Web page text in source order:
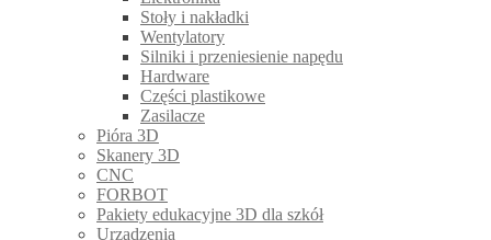
Stoły i nakładki
Wentylatory
Silniki i przeniesienie napędu
Hardware
Części plastikowe
Zasilacze
Pióra 3D
Skanery 3D
CNC
FORBOT
Pakiety edukacyjne 3D dla szkół
Urządzenia